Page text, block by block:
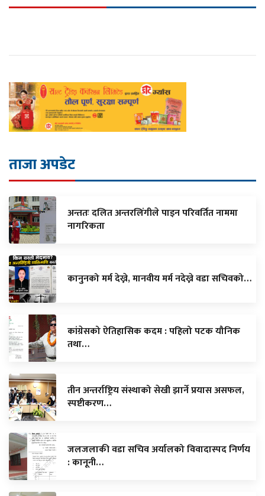
ताजा अपडेट
अन्ततः दलित अन्तरलिंगीले पाइन परिवर्तित नाममा
नागरिकता
कानुनको मर्म देख्ने, मानवीय मर्म नदेख्ने वडा सचिवको…
कांग्रेसको ऐतिहासिक कदम : पहिलो पटक यौनिक
तथा…
तीन अन्तर्राष्ट्रिय संस्थाको सेखी झार्ने प्रयास असफल,
स्पष्टीकरण…
जलजलाकी वडा सचिव अर्यालको विवादास्पद निर्णय
: कानूनी…